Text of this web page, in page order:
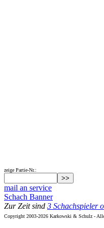
zeige Partie-Nr.:
mail an service
Schach Banner
Zur Zeit sind 3 Schachspieler
Copyright 2003-2026 Karkowski & Schulz -